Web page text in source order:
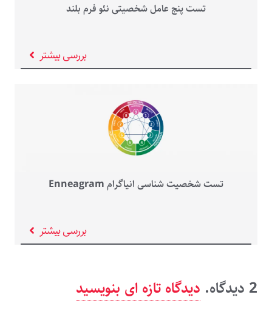
تست پنج عامل شخصیتی نئو فرم بلند
بررسی بیشتر
تست شخصیت شناسی انیاگرام Enneagram
بررسی بیشتر
2 دیدگاه. دیدگاه تازه ای بنویسید